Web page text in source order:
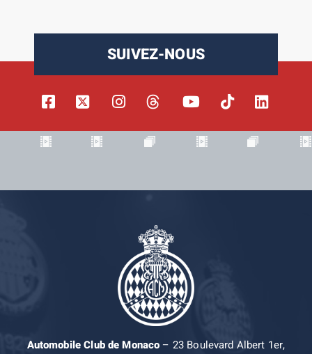
SUIVEZ-NOUS
Automobile Club de Monaco– 23 Boulevard Albert 1er,